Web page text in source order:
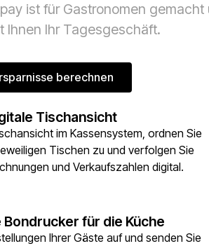
ist für Gastronomen gemacht
Ihnen Ihr Tagesgeschäft.
Ersparnisse berechnen
berechnen
Tischansicht
im Kassensystem, ordnen Sie
Tischen zu und verfolgen Sie
und Verkaufszahlen digital.
Bondrucker für die Küche
Ihrer Gäste auf und senden Sie